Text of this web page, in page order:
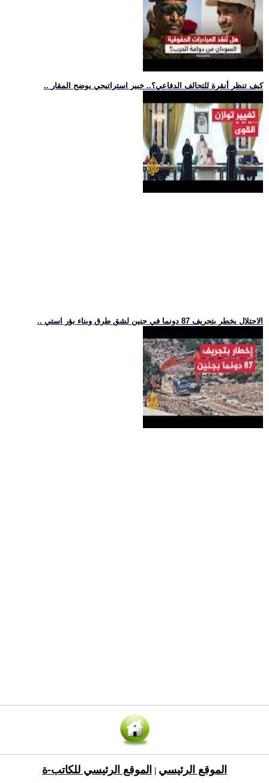
.. كيف تنظر أنقرة للتحالف الدفاعي؟.. خبير استراتيجي يوضح المقار
.. الاحتلال يخطر بتجريف 87 دونما في جنين لشق طرق وبناء بؤر استي
الموقع الرئيسي الموقع الرئيسي للكاتب-ة